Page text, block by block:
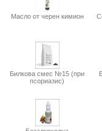
Масло от черен кимион
Билкова смес №15 (при
псориазис)